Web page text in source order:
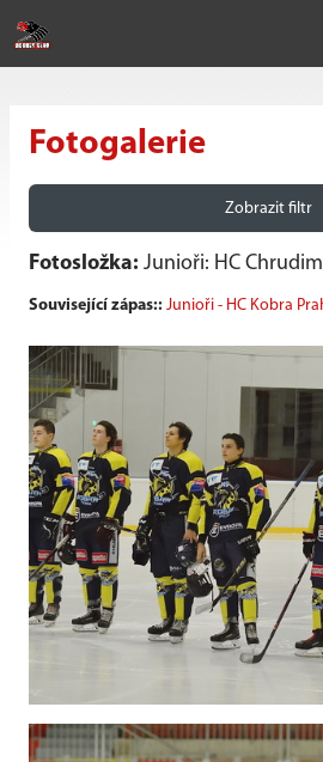
Fotogalerie
Zobrazit filtr
Fotosložka: Junioři: HC
Související zápas:: Junioři - HC Kobra